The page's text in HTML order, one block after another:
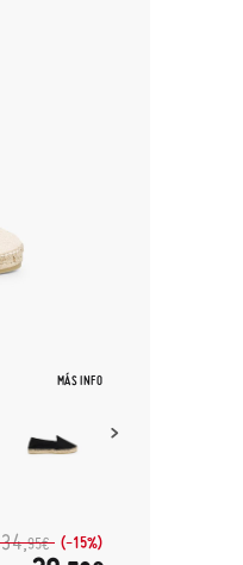
MÁS INFO
34,95€ (-15%)